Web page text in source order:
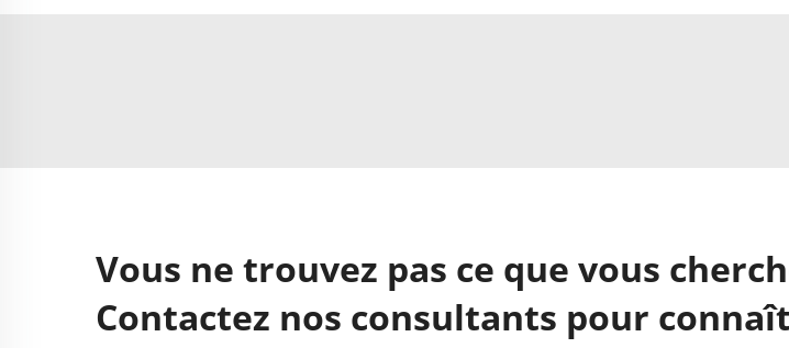
Vous ne trouvez pas ce que vous
Contactez nos consultants pour